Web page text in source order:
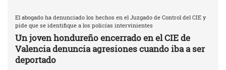
El abogado ha denunciado los hechos en el Juzgado de Control del CIE y
pide que se identifique a los policías intervinientes
Un joven hondureño encerrado en el CIE de
Valencia denuncia agresiones cuando iba a ser
deportado